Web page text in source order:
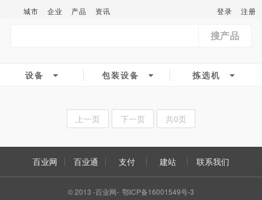
城市 企业 产品 资讯 登录 注册
搜产品
设备 包装设备 拣选机
上一页 下一页 共0页
百业网 百业通 支付 建站 联系我们
© 2013 -百业网- 鄂ICP备16001549号-3